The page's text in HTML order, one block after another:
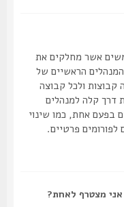
מחלקים את
הראשיים של
ולכל קבוצה
קלה למנהלים
אחת, כמו שינוי
פרטיים.
לאחת?